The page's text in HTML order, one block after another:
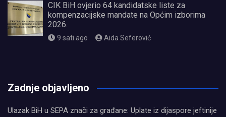
CIK BiH ovjerio 64 kandidatske liste za
kompenzacijske mandate na Općim izborima
2026.
9 sati ago Aida Seferović
Zadnje objavljeno
Ulazak BiH u SEPA znači za građane: Uplate iz dijaspore jeftinije